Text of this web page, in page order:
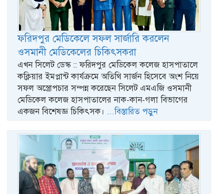
ফরিদপুর মেডিকেলে সফল সার্জারি করলেন
ওসমানী মেডিকেলের চিকিৎসকরা
এখন সিলেট ডেস্ক :: ফরিদপুর মেডিকেল কলেজ হাসপাতালে
কক্লিয়ার ইমপ্লান্ট কার্যক্রমে অতিথি সার্জন হিসেবে অংশ নিয়ে
সফল অস্ত্রোপচার সম্পন্ন করেছেন সিলেট এমএজি ওসমানী
মেডিকেল কলেজ হাসপাতালের নাক-কান-গলা বিভাগের
একজন বিশেষজ্ঞ চিকিৎসক। ...বিস্তারিত পড়ুন